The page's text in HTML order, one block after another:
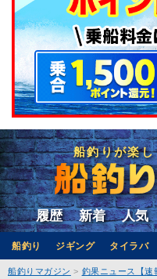
船釣りが楽
履歴 新着 人気
船釣り ジギング タイラバ
船釣りマガジン 釣果ニュース【速